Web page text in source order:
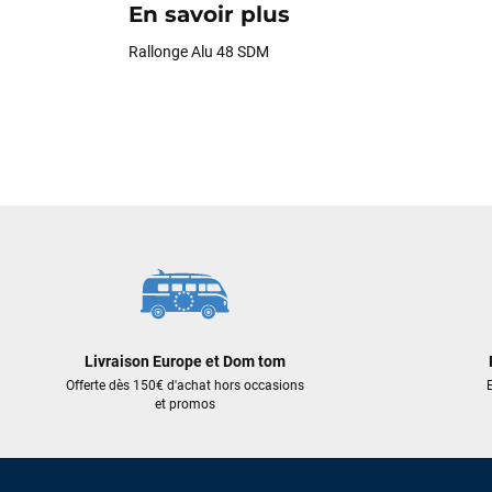
En savoir plus
Rallonge Alu 48 SDM
Livraison Europe et Dom tom
Offerte dès 150€ d'achat hors occasions
et promos